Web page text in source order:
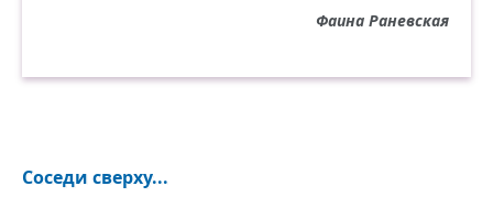
Фаина Раневская
Соседи сверху...